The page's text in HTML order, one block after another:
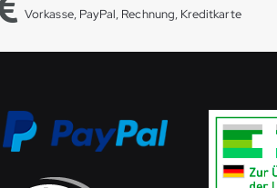
Vorkasse, PayPal, Rechnung, Kreditkarte